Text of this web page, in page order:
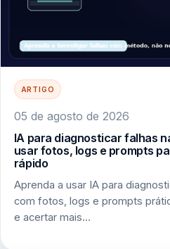
ARTIGO
05 de agosto de 2026
IA para diagnosticar falhas
usar fotos, logs e prompts
rápido
Aprenda a usar IA para
com fotos, logs e prompts
e acertar mais…